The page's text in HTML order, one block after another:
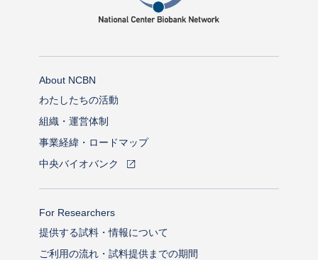
About NCBN
わたしたちの活動
組織・運営体制
事業経緯・ロードマップ
中央バイオバンク
For Researchers
提供する試料・情報について
ご利用の流れ・試料提供までの期間